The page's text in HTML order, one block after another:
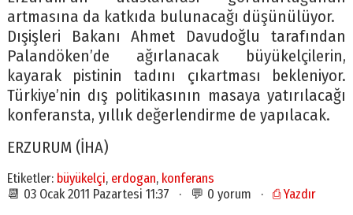
artmasına da katkıda bulunacağı düşünülüyor.
Dışişleri Bakanı Ahmet Davudoğlu tarafından
Palandöken’de ağırlanacak büyükelçilerin,
kayarak pistinin tadını çıkartması bekleniyor.
Türkiye’nin dış politikasının masaya yatırılacağı
konferansta, yıllık değerlendirme de yapılacak.
ERZURUM (İHA)
Etiketler: büyükelçi, erdogan, konferans
📆 03 Ocak 2011 Pazartesi 11:37 · 💬 0 yorum · ⎙ Yazdır